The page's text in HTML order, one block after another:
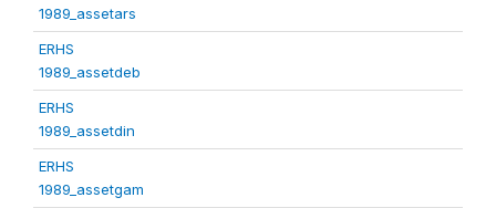
1989_assetars
ERHS
1989_assetdeb
ERHS
1989_assetdin
ERHS
1989_assetgam